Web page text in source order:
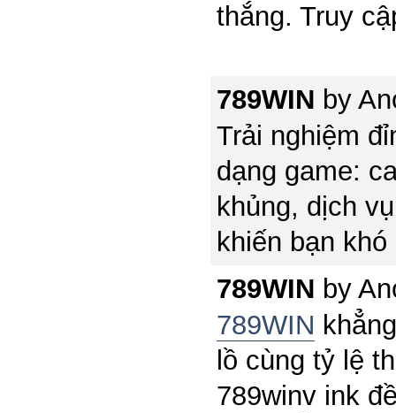
thắng. Truy
789WIN by
Trải nghiệm
dạng game:
khủng, dịch
khiến bạn
789WIN by
789WIN
lồ cùng tỷ lệ
789winv ink